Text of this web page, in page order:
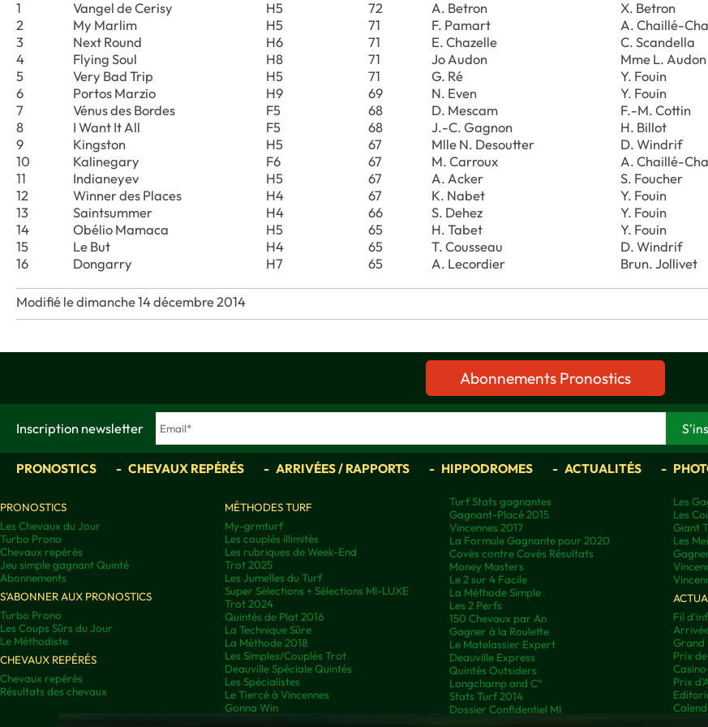
1
Vangel de Cerisy H5 72 A. Betron X. Betron
2
My Marlim H5 71 F. Pamart A. Chaillé-
3
Next Round H6 71 E. Chazelle C. Scandella
4
Flying Soul H8 71 Jo Audon Mme L. Audon
5
Very Bad Trip H5 71 G. Ré Y. Fouin
6
Portos Marzio H9 69 N. Even Y. Fouin
7
Vénus des Bordes F5 68 D. Mescam F.-M. Cottin
8
I Want It All F5 68 J.-C. Gagnon H. Billot
9
Kingston H5 67 Mlle N. Desoutter D. Windrif
10
Kalinegary F6 67 M. Carroux A. Chaillé-
11
Indianeyev H5 67 A. Acker S. Foucher
12
Winner des Places H4 67 K. Nabet Y. Fouin
13
Saintsummer H4 66 S. Dehez Y. Fouin
14
Obélio Mamaca H5 65 H. Tabet Y. Fouin
15
Le But H4 65 T. Cousseau D. Windrif
16
Dongarry H7 65 A. Lecordier Brun. Jollivet
Modifié le dimanche 14 décembre 2014
Abonnements Pronostics
Inscription newsletter
PRONOSTICS CHEVAUX REPÉRÉS ARRIVÉES / RAPPORTS HIPPODROMES ACTUALITÉS
PRONOSTICS
Les Chevaux du Jour
Turbo Prono
Chevaux repérés
Jeu simple gagnant Quinté
Abonnements
S'ABONNER AUX PRONOSTICS
Turbo Prono
Les Coups Sûrs du Jour
Le Méthodiste
CHEVAUX REPÉRÉS
Chevaux repérés
Résultats des chevaux
MÉTHODES TURF
My-grmturf
Les couplés illimités
Les rubriques de Week-End
Trot 2025
Les Jumelles du Turf
Super Sélections + Sélections MI-LUXE
Trot 2024
Quintés de Plat 2016
La Technique Sûre
La Méthode 2018
Les Simples/Couplés Trot
Deauville Spéciale Quintés
Les Spécialistes
Le Tiercé à Vincennes
Gonna Win
Turf Stats gagnantes
Gagnant-Placé 2015
Vincennes 2017
La Formule Gagnante pour 2020
Covès contre Covès Résultats
Money Masters
Le 2 sur 4 Facile
La Méthode Simple
Les 2 Perfs
150 Chevaux par An
Gagner à la Roulette
Le Matelassier Expert
Deauville Express
Quintés Outsiders
Longchamp and C°
Stats Turf 2014
Dossier Confidentiel MI
Les
Les
Giant
Les
Fil
Grand
Prix
Prix